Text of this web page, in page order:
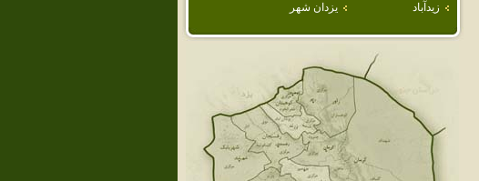
زيدآباد
يزدان شهر